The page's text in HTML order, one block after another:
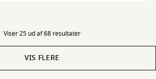
Viser 25 ud af 68 resultater
VIS FLERE